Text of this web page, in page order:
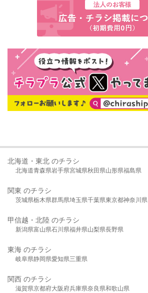
北海道・東北 のチラシ
北海道青森県岩手県宮城県秋田県山形県福島県
関東 のチラシ
茨城県栃木県群馬県埼玉県千葉県東京都神奈川県
甲信越・北陸 のチラシ
新潟県富山県石川県福井県山梨県長野県
東海 のチラシ
岐阜県静岡県愛知県三重県
関西 のチラシ
滋賀県京都府大阪府兵庫県奈良県和歌山県